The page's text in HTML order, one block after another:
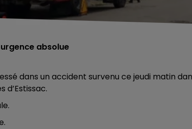
absolue
dans un accident survenu ce jeudi matin